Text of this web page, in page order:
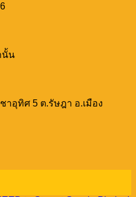
นั้น
าอุทิศ 5 ต.รัษฎา อ.เมือง